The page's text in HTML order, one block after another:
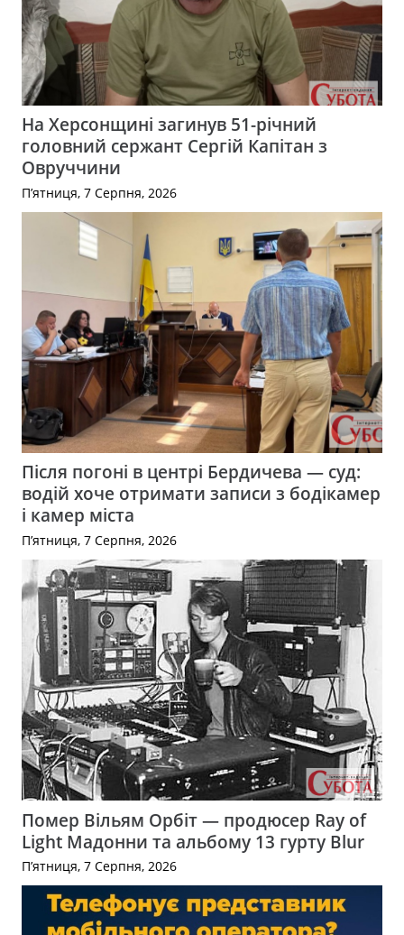
На Херсонщині загинув 51-річний
головний сержант Сергій Капітан з
Овруччини
П’ятниця, 7 Серпня, 2026
Після погоні в центрі Бердичева — суд:
водій хоче отримати записи з бодікамер
і камер міста
П’ятниця, 7 Серпня, 2026
Помер Вільям Орбіт — продюсер Ray of
Light Мадонни та альбому 13 гурту Blur
П’ятниця, 7 Серпня, 2026